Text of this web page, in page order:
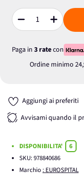
Quantità
Paga in 3 ratecon
Ordine minimo
Aggiungi ai preferiti
Avvisami quando il
DISPONIBILITA'
6
SKU:978840686
Marchio : EUROSPITAL